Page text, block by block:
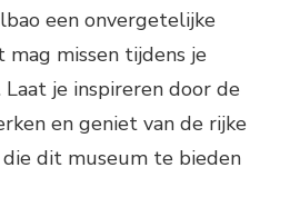
een onvergetelijke
missen tijdens je
Laat je inspireren door de
en geniet van de rijke
dit museum te bieden